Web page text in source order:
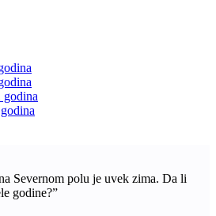
godina
Severnom polu je uvek zima. Da li
godine?”